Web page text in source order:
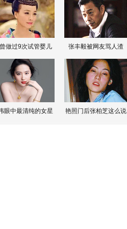
做过9次试管婴儿 张丰毅被网友骂人渣
眼中最清纯的女星 艳照门后张柏芝这么说